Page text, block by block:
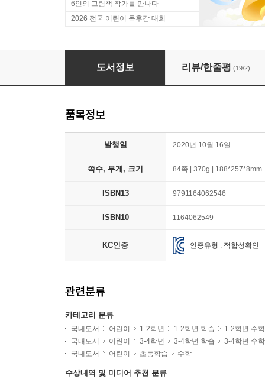
6인의 그림책 작가를 만나다
2026 전국 어린이 독후감 대회
초등 단위 사전
도서정보 리뷰/한줄평 (19/2)
품목정보
발행일 2020년 10월 16일
쪽수, 무게, 크기 84쪽 | 370g | 188*257*8mm
ISBN13 9791164062546
ISBN10 1164062549
KC인증 인증유형 : 적합성확인
관련분류
카테고리 분류
국내도서 어린이 1-2학년 1-2학년 학습
1-2학년 수학
국내도서
어린이 3-4학년 3-4학년 학습
3-4학년 수학
국내도서
어린이 초등학습 수학
수상내역 및 미디어 추천 분류